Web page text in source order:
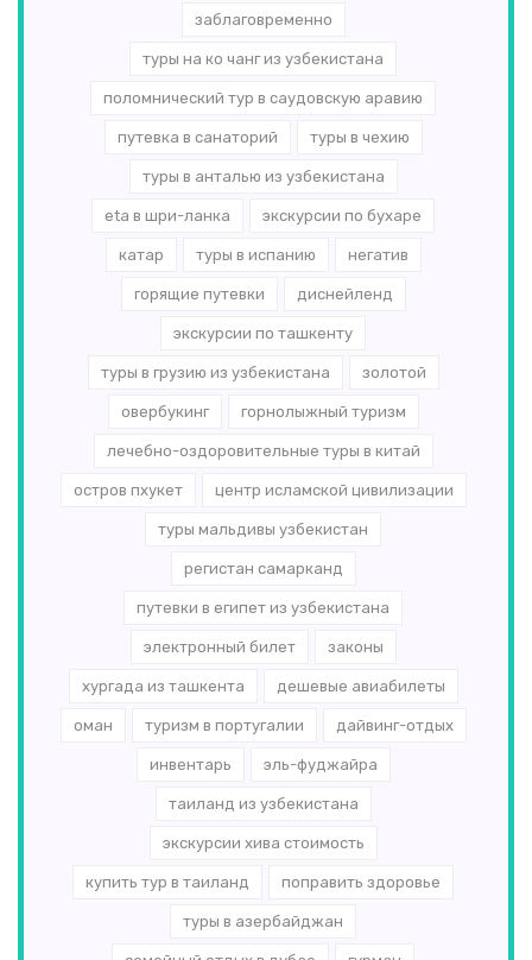
заблаговременно
туры на ко чанг из узбекистана
поломнический тур в саудовскую аравию
путевка в санаторий туры в чехию
туры в анталью из узбекистана
eta в шри-ланка экскурсии по бухаре
катар туры в испанию негатив
горящие путевки диснейленд
экскурсии по ташкенту
туры в грузию из узбекистана золотой
овербукинг горнолыжный туризм
лечебно-оздоровительные туры в китай
остров пхукет центр исламской цивилизации
туры мальдивы узбекистан
регистан самарканд
путевки в египет из узбекистана
электронный билет законы
хургада из ташкента дешевые авиабилеты
оман туризм в португалии дайвинг-отдых
инвентарь эль-­фуджайра
таиланд из узбекистана
экскурсии хива стоимость
купить тур в таиланд поправить здоровье
туры в азербайджан